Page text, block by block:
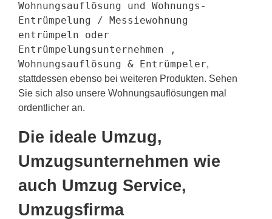
Wohnungsauflösung und Wohnungs-
Entrümpelung / Messiewohnung
entrümpeln oder
Entrümpelungsunternehmen ,
Wohnungsauflösung & Entrümpeler,
stattdessen ebenso bei weiteren Produkten. Sehen
Sie sich also unsere Wohnungsauflösungen mal
ordentlicher an.
Die ideale Umzug,
Umzugsunternehmen wie
auch Umzug Service,
Umzugsfirma